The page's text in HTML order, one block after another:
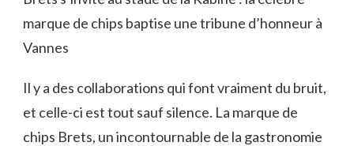
marque de chips baptise une tribune d’honneur à
Vannes
Il y a des collaborations qui font vraiment du bruit,
et celle-ci est tout sauf silence. La marque de
chips Brets, un incontournable de la gastronomie